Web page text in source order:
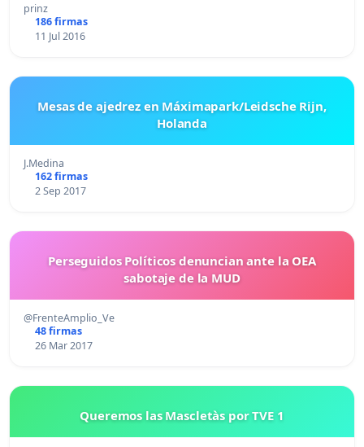
prinz
186 firmas
11 Jul 2016
Mesas de ajedrez en Máximapark/Leidsche Rijn,
Holanda
J.Medina
162 firmas
2 Sep 2017
Perseguidos Políticos denuncian ante la OEA
sabotaje de la MUD
@FrenteAmplio_Ve
48 firmas
26 Mar 2017
Queremos las Mascletàs por TVE 1